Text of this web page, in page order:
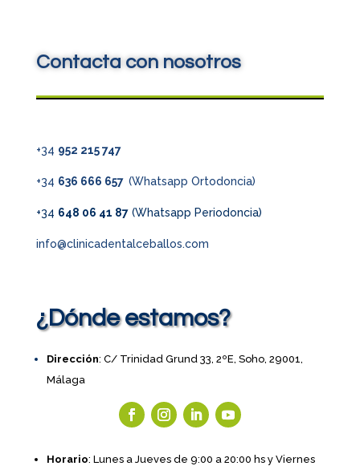
Contacta con nosotros
+34 952 215 747
+34 636 666 657 (Whatsapp Ortodoncia)
+34 648 06 41 87(Whatsapp Periodoncia)
info@clinicadentalceballos.com
¿Dónde estamos?
Dirección: C/ Trinidad Grund 33, 2ºE, Soho, 29001,
Málaga
Horario: Lunes a Jueves de 9:00 a 20:00 hs y Viernes